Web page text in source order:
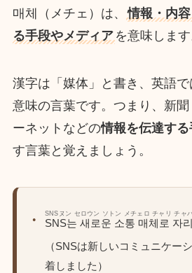
매체（メチェ）は、 情報・内
る手段やメディア を意味します
漢字は「媒体」と書き、英語
意味の言葉です。つまり、新
ーネットなどの情報を伝達す
す言葉と覚えましょう。
SNS는 새로운 소통 매체로 자
SNSヌン セロウン ソトン メチェロ チャリ チャ
（SNSは新しいコミュニケー
着しました）